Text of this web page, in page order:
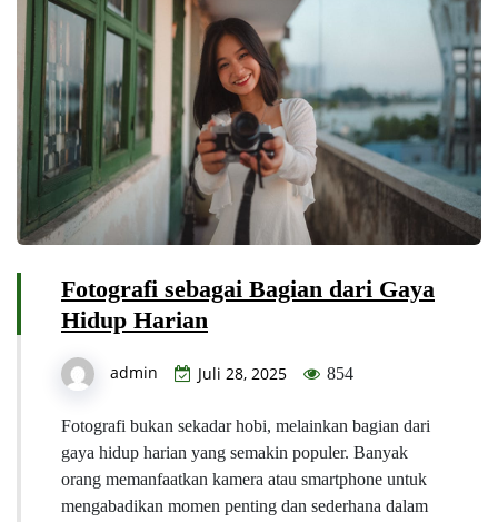
Fotografi sebagai Bagian dari Gaya
Hidup Harian
admin Juli 28, 2025 854
Fotografi bukan sekadar hobi, melainkan bagian dari
gaya hidup harian yang semakin populer. Banyak
orang memanfaatkan kamera atau smartphone untuk
mengabadikan momen penting dan sederhana dalam